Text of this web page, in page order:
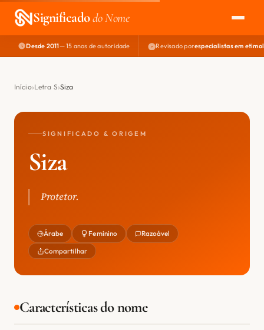
Significadodo Nome
EXPLORAR
NOME PERFEITO
Desde 2011— 15 anos de autoridade Revisado porespecialistas em
Início Letra S Siza
SIGNIFICADO & ORIGEM
Siza
Protetor.
Árabe Feminino Razoável
Compartilhar
Características do nome